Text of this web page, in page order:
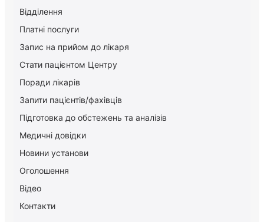
Відділення
Платні послуги
Запис на прийом до лікаря
Стати пацієнтом Центру
Поради лікарів
Запити пацієнтів/фахівців
Підготовка до обстежень та аналізів
Медичні довідки
Новини установи
Оголошення
Відео
Контакти